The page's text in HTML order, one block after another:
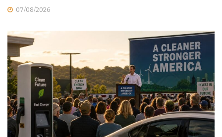
07/08/2026